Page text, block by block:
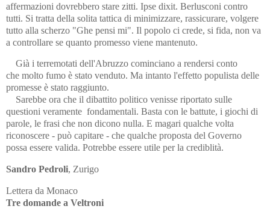
affermazioni dovrebbero stare zitti. Ipse dixit. Berlusconi contro
tutti. Si tratta della solita tattica di minimizzare, rassicurare, volgere
tutto alla scherzo "Ghe pensi mi". Il popolo ci crede, si fida, non va
a controllare se quanto promesso viene mantenuto.
Già i terremotati dell'Abruzzo cominciano a rendersi conto
che molto fumo è stato venduto. Ma intanto l'effetto populista delle
promesse è stato raggiunto.
Sarebbe ora che il dibattito politico venisse riportato sulle
questioni veramente fondamentali. Basta con le battute, i giochi di
parole, le frasi che non dicono nulla. E magari qualche volta
riconoscere - può capitare - che qualche proposta del Governo
possa essere valida. Potrebbe essere utile per la crediblità.
Sandro Pedroli, Zurigo
Lettera da Monaco
Tre domande a Veltroni